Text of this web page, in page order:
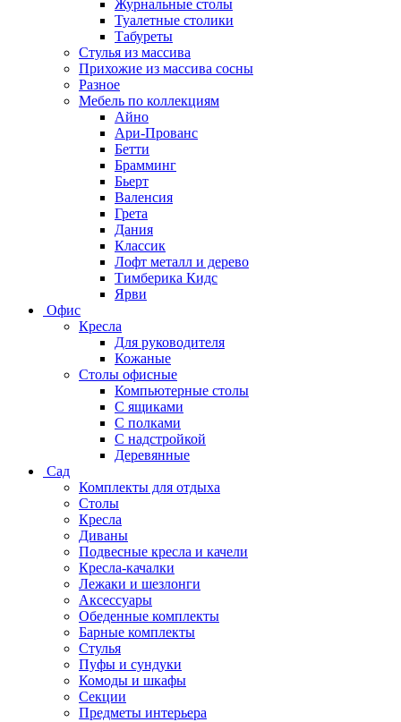
Журнальные столы
Туалетные столики
Табуреты
Стулья из массива
Прихожие из массива сосны
Разное
Мебель по коллекциям
Айно
Ари-Прованс
Бетти
Брамминг
Бьерт
Валенсия
Грета
Дания
Классик
Лофт металл и дерево
Тимберика Кидс
Ярви
Офис
Кресла
Для руководителя
Кожаные
Столы офисные
Компьютерные столы
С ящиками
С полками
С надстройкой
Деревянные
Сад
Комплекты для отдыха
Столы
Кресла
Диваны
Подвесные кресла и качели
Кресла-качалки
Лежаки и шезлонги
Аксессуары
Обеденные комплекты
Барные комплекты
Стулья
Пуфы и сундуки
Комоды и шкафы
Секции
Предметы интерьера